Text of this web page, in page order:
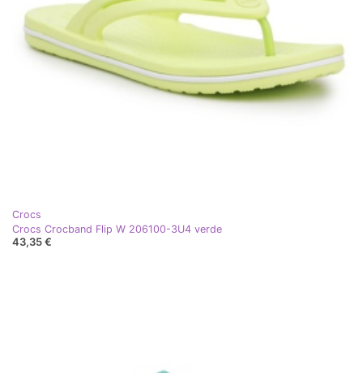
Crocs
Crocs Crocband Flip W 206100-3U4 verde
43,35 €